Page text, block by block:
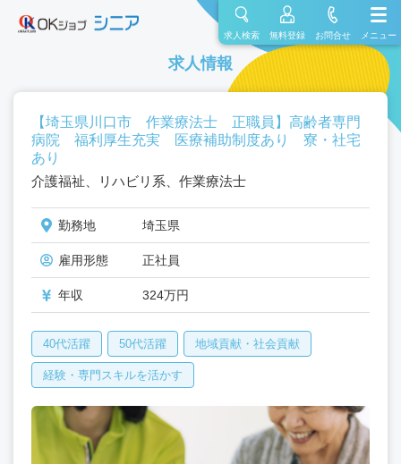
求人検索 無料登録 お問合せ メニュー
求人情報
【埼玉県川口市 作業療法士 正職員】高齢者専門
病院 福利厚生充実 医療補助制度あり 寮・社宅
あり
介護福祉、リハビリ系、作業療法士
勤務地 埼玉県
雇用形態 正社員
年収 324万円
40代活躍 50代活躍 地域貢献・社会貢献
経験・専門スキルを活かす